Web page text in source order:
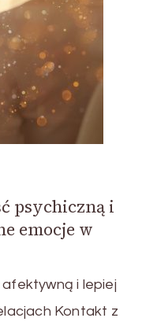
psychiczną i
emocje w
i lepiej
Kontakt z